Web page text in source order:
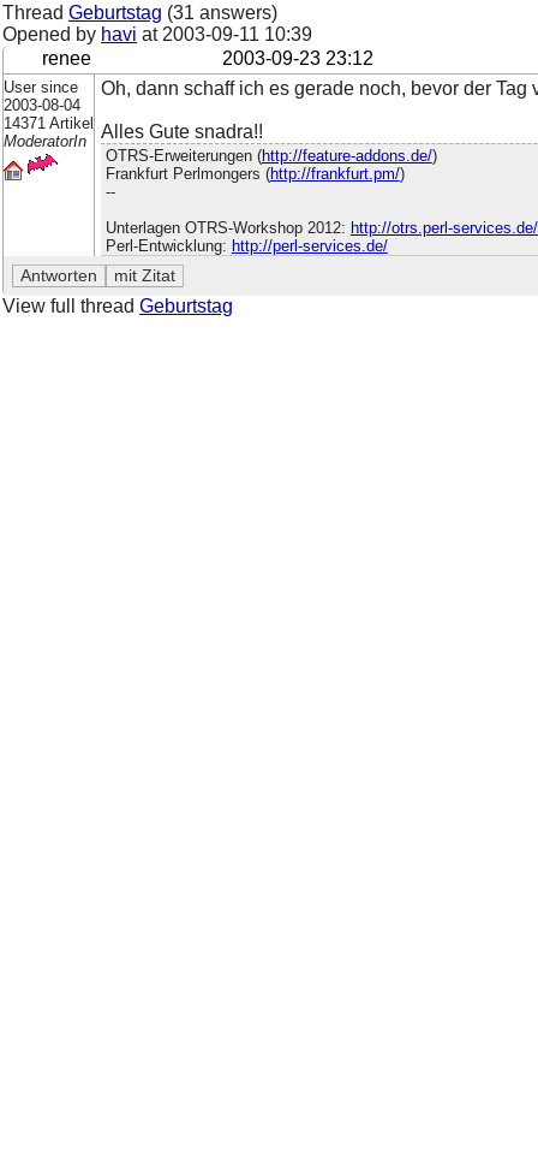
Thread Geburtstag (31 answers)
Opened by havi at 2003-09-11 10:39
renee
2003-09-23 23:12
User since
2003-08-04
14371 Artikel
ModeratorIn
Oh, dann schaff ich es gerade noch, bevor der Tag
Alles Gute snadra!!
OTRS-Erweiterungen (http://feature-addons.de/)
Frankfurt Perlmongers (http://frankfurt.pm/)
--
Unterlagen OTRS-Workshop 2012: http://otrs.perl-
Perl-Entwicklung: http://perl-services.de/
View full thread Geburtstag